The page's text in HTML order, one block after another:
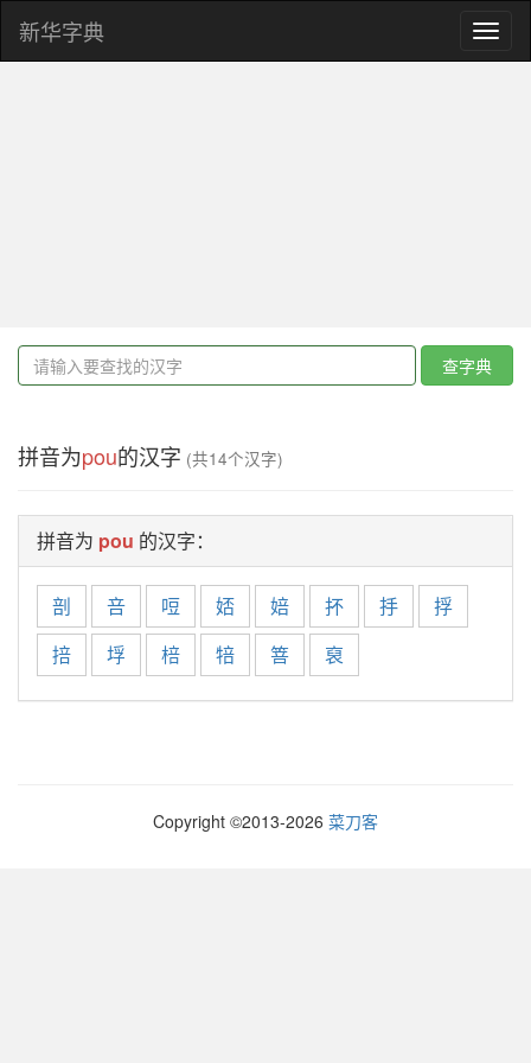
新华字典
查字典
拼音为pou的汉字 (共14个汉字)
拼音为 pou 的汉字：
剖 咅 哣 娝 婄 抔 抙
捊
掊
垺 棓 犃 箁 裒
Copyright ©2013-2026 菜刀客